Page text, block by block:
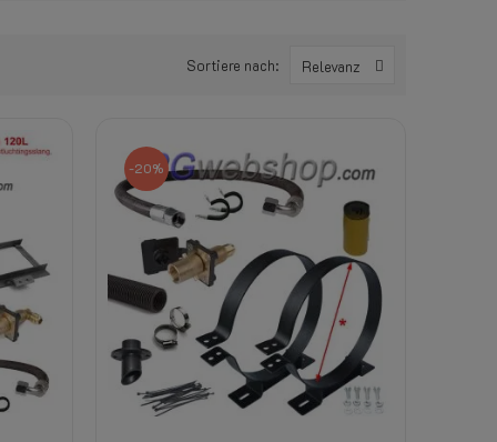
Sortiere nach: Relevanz
-20%